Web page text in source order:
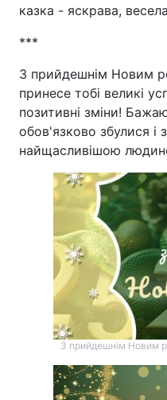
казка - яскрава,
***
З прийдешнім Новим
принесе тобі великі
позитивні зміни!
обов'язково збулися і
найщасливішою
З прийдешнім Новим